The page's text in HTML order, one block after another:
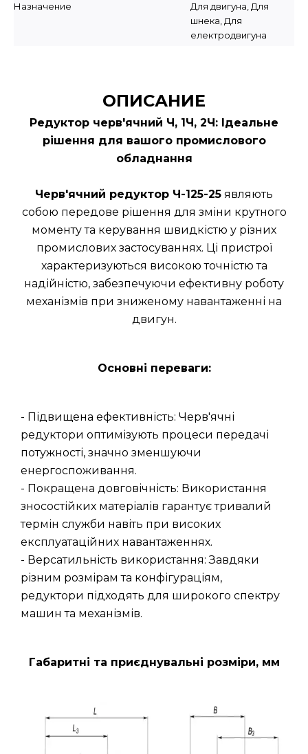
Назначение
Для двигуна, Для
шнека, Для
електродвигуна
ОПИСАНИЕ
Редуктор черв'ячний Ч, 1Ч, 2Ч: Ідеальне
рішення для вашого промислового
обладнання
Черв'ячний редуктор Ч-125-25 являють
собою передове рішення для зміни крутного
моменту та керування швидкістю у різних
промислових застосуваннях. Ці пристрої
характеризуються високою точністю та
надійністю, забезпечуючи ефективну роботу
механізмів при зниженому навантаженні на
двигун.
Основні переваги:
- Підвищена ефективність: Черв'ячні
редуктори оптимізують процеси передачі
потужності, значно зменшуючи
енергоспоживання.
- Покращена довговічність: Використання
зносостійких матеріалів гарантує тривалий
термін служби навіть при високих
експлуатаційних навантаженнях.
- Версатильність використання: Завдяки
різним розмірам та конфігураціям,
редуктори підходять для широкого спектру
машин та механізмів.
Габаритні та приєднувальні розміри, мм